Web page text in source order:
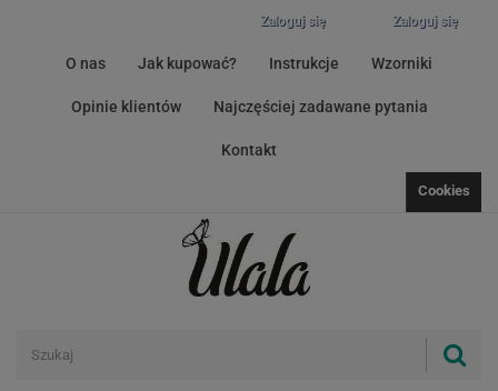
Zaloguj się
Zaloguj się
O nas Jak kupować? Instrukcje Wzorniki
Opinie klientów Najczęściej zadawane pytania
Kontakt
Cookies